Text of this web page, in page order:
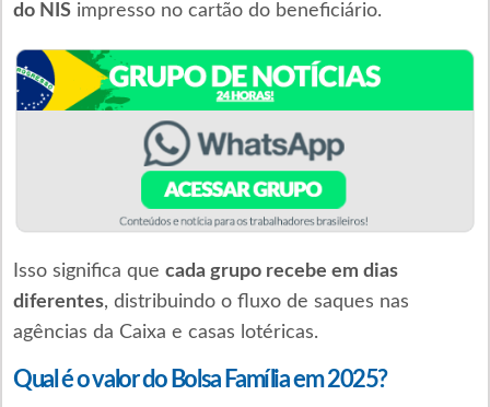
do NISimpresso no cartão do beneficiário.
Isso significa que cada grupo recebe em dias
diferentes, distribuindo o fluxo de saques nas
agências da Caixa e casas lotéricas.
Qual é o valor do Bolsa Família em 2025?